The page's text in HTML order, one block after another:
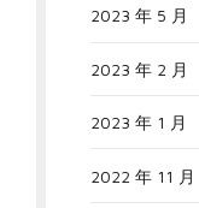
2023 年 5 月
2023 年 2 月
2023 年 1 月
2022 年 11 月